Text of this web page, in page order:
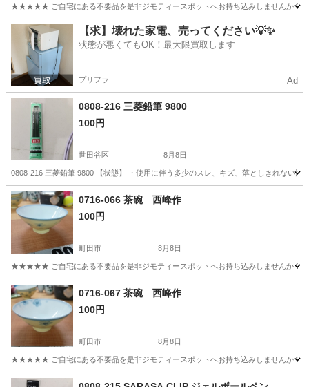
★★★★★ ご自宅にある不要品を是非ジモティースポットへお持ち込みしませんか？
東京 町田市 食器 西峰
【求】壊れた家電、売ってください💡✨
状態が悪くてもOK！最大限買取します
プリフラ Ad
0808-216 三菱鉛筆 9800
100円
世田谷区 8月8日
0808-216 三菱鉛筆 9800 【状態】 ・使用に伴う多少のスレ、キズ、落としきれない
東京 世田谷区 三菱鉛筆
0716-066 茶碗 西峰作
100円
町田市 8月8日
★★★★★ ご自宅にある不要品を是非ジモティースポットへお持ち込みしませんか？
東京 町田市 西峰
0716-067 茶碗 西峰作
100円
町田市 8月8日
★★★★★ ご自宅にある不要品を是非ジモティースポットへお持ち込みしませんか？
東京 町田市